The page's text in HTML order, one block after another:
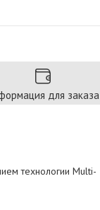
для заказа
технологии Multi-